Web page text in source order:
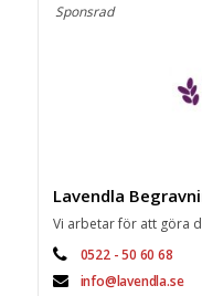
Sponsrad
Lavendla
Vi arbetar för att göra
0522 - 50 60 68
info@lavendla.se